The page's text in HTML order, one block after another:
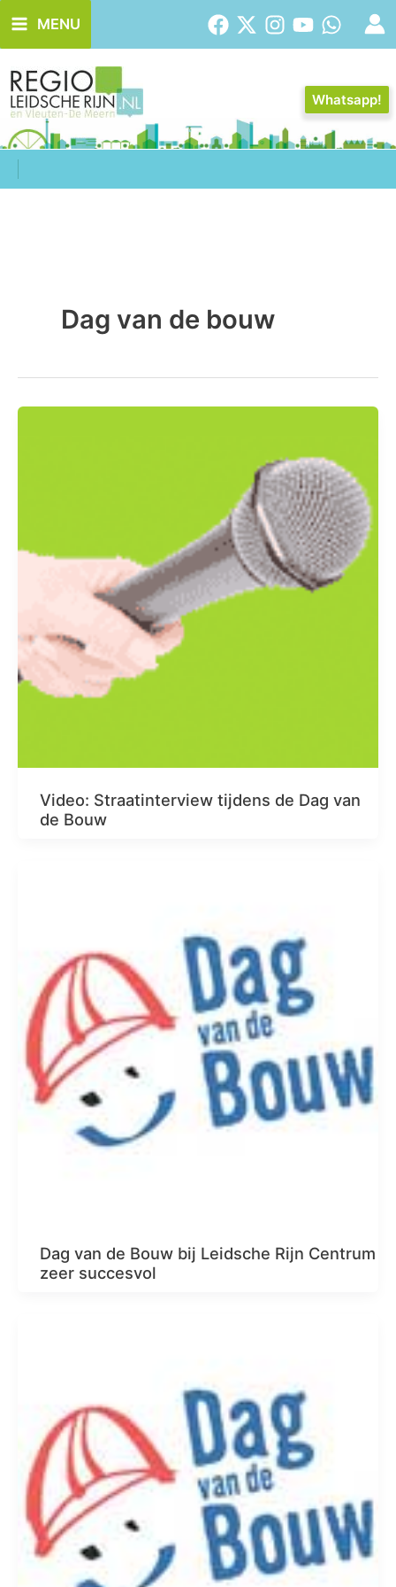
naar
de
inhoud
MENU
Whatsapp!
Dag van de bouw
Video: Straatinterview tijdens de Dag van
de Bouw
Dag van de Bouw bij Leidsche Rijn Centrum
zeer succesvol